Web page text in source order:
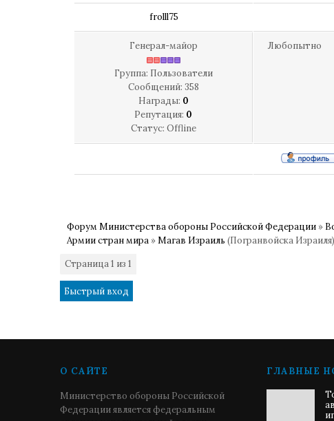
frolll75
Генерал-майор
Группа: Пользователи
Сообщений: 358
Награды: 0
Репутация: 0
Статус: Offline
Любопытно
Форум Министерства обороны Российской Федерации »
Армии стран мира »Магав Израиль (Погранвойска Израиля)
Страница1 из 1
О САЙТЕ
Министерство обороны Российской
Федерации является федеральным
ГЛАВНЫЕ